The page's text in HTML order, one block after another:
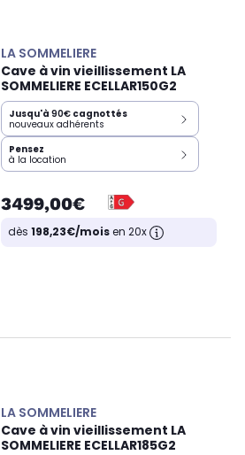
LA SOMMELIERE
Cave à vin vieillissement LA
SOMMELIERE ECELLAR150G2
Jusqu'à 90€ cagnottés
nouveaux adhérents
Pensez
à la location
3499,00€
dès 198,23€/moisen 20x
LA SOMMELIERE
Cave à vin vieillissement LA
SOMMELIERE ECELLAR185G2